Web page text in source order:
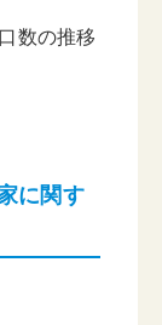
数の推移
に関す